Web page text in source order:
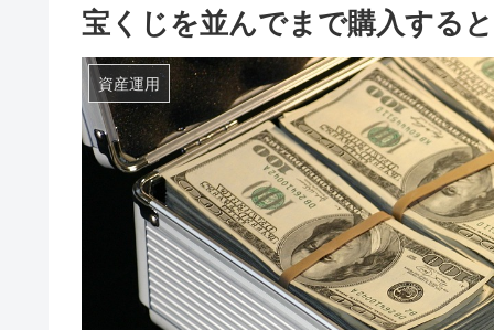
宝くじを並んでまで購入する
資産運用